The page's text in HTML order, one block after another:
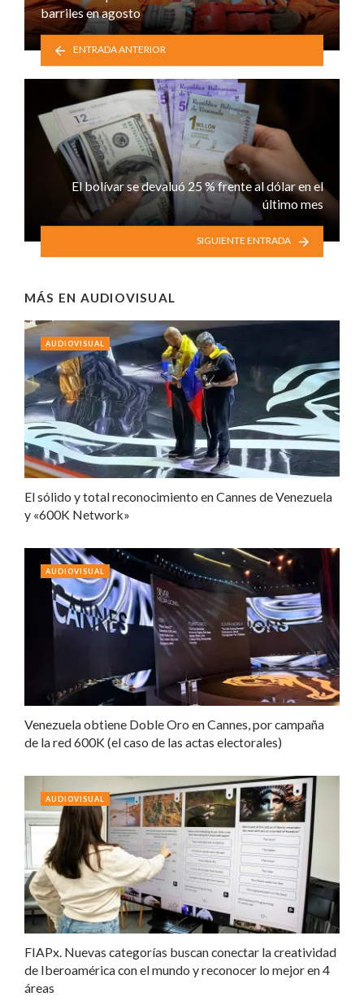
barriles en agosto
ENTRADA ANTERIOR
El bolívar se devaluó 25 % frente al dólar en el
último mes
SIGUIENTE ENTRADA
MÁS EN AUDIOVISUAL
El sólido y total reconocimiento en Cannes de Venezuela
y «600K Network»
AUDIOVISUAL
Venezuela obtiene Doble Oro en Cannes, por campaña
de la red 600K (el caso de las actas electorales)
AUDIOVISUAL
FIAPx. Nuevas categorías buscan conectar la creatividad
de Iberoamérica con el mundo y reconocer lo mejor en 4
áreas
AUDIOVISUAL